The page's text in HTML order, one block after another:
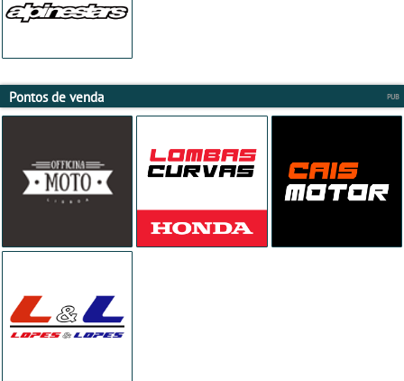
Pontos de venda